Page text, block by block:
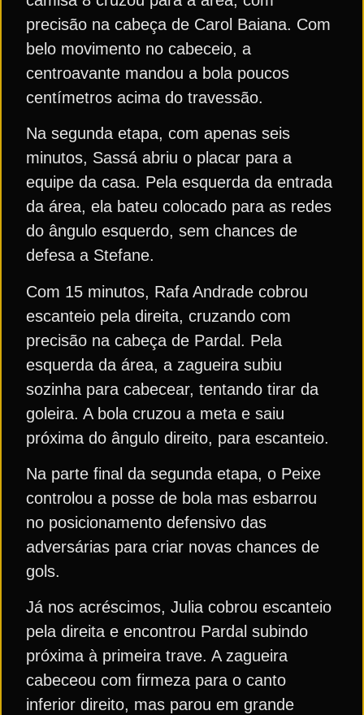
precisão na cabeça de Carol Baiana. Com
belo movimento no cabeceio, a
centroavante mandou a bola poucos
centímetros acima do travessão.
Na segunda etapa, com apenas seis
minutos, Sassá abriu o placar para a
equipe da casa. Pela esquerda da entrada
da área, ela bateu colocado para as redes
do ângulo esquerdo, sem chances de
defesa a Stefane.
Com 15 minutos, Rafa Andrade cobrou
escanteio pela direita, cruzando com
precisão na cabeça de Pardal. Pela
esquerda da área, a zagueira subiu
sozinha para cabecear, tentando tirar da
goleira. A bola cruzou a meta e saiu
próxima do ângulo direito, para escanteio.
Na parte final da segunda etapa, o Peixe
controlou a posse de bola mas esbarrou
no posicionamento defensivo das
adversárias para criar novas chances de
gols.
Já nos acréscimos, Julia cobrou escanteio
pela direita e encontrou Pardal subindo
próxima à primeira trave. A zagueira
cabeceou com firmeza para o canto
inferior direito, mas parou em grande